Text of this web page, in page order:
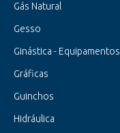
Gás Natural
Gesso
Ginástica - Equipamentos
Gráficas
Guinchos
Hidráulica